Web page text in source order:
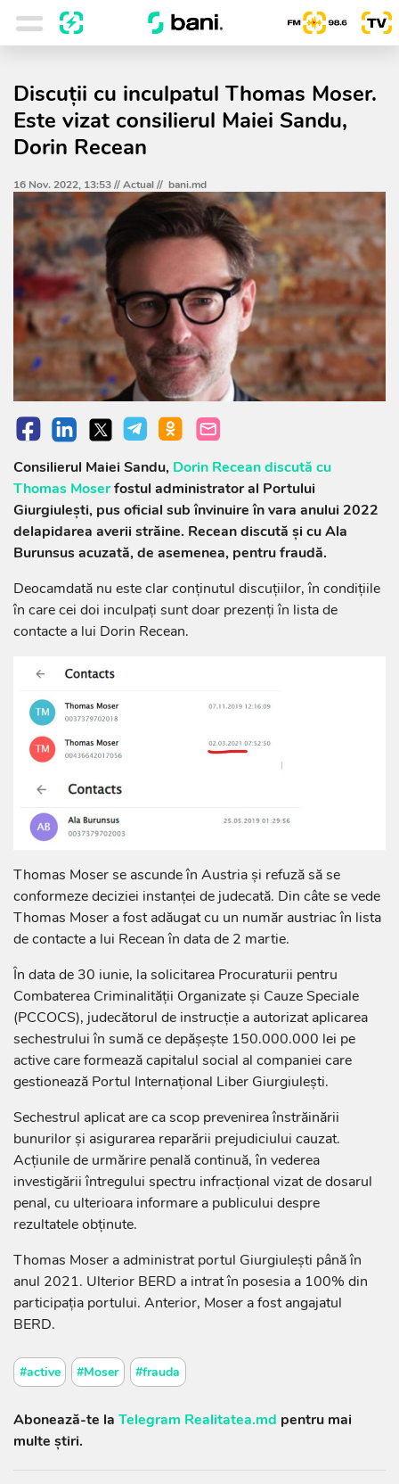
Discuții cu inculpatul Thomas Moser.
Este vizat consilierul Maiei Sandu,
Dorin Recean
16 Nov. 2022, 13:53 //Actual// bani.md
Consilierul Maiei Sandu, Dorin Recean discută cu
Thomas Moserfostul administrator al Portului
Giurgiulești, pus oficial sub învinuire în vara anului 2022
delapidarea averii străine. Recean discută și cu Ala
Burunsus acuzată, de asemenea, pentru fraudă.
Deocamdată nu este clar conținutul discuțiilor, în condițiile
în care cei doi inculpați sunt doar prezenți în lista de
contacte a lui Dorin Recean.
Thomas Moser se ascunde în Austria și refuză să se
conformeze deciziei instanței de judecată. Din câte se vede
Thomas Moser a fost adăugat cu un număr austriac în lista
de contacte a lui Recean în data de 2 martie.
În data de 30 iunie, la solicitarea Procuraturii pentru
Combaterea Criminalității Organizate și Cauze Speciale
(PCCOCS), judecătorul de instrucție a autorizat aplicarea
sechestrului în sumă ce depășește 150.000.000 lei pe
active care formează capitalul social al companiei care
gestionează Portul Internaţional Liber Giurgiuleşti.
Sechestrul aplicat are ca scop prevenirea înstrăinării
bunurilor și asigurarea reparării prejudiciului cauzat.
Acțiunile de urmărire penală continuă, în vederea
investigării întregului spectru infracțional vizat de dosarul
penal, cu ulterioara informare a publicului despre
rezultatele obținute.
Thomas Moser a administrat portul Giurgiulești până în
anul 2021. Ulterior BERD a intrat în posesia a 100% din
participația portului. Anterior, Moser a fost angajatul
BERD.
#active #Moser #frauda
Abonează-te la Telegram Realitatea.md pentru mai
multe știri.